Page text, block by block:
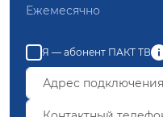
Ежемесячно
Я — абонент ПАКТ ТВ